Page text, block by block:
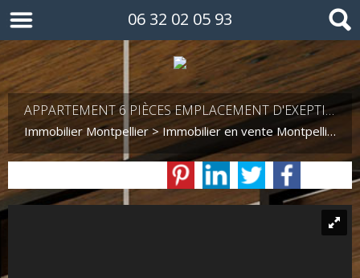
06 32 02 05 93
APPARTEMENT 6 PIÈCES EMPLACEMENT D'EXEPTION
Immobilier Montpellier >Immobilier en vente Montpellier